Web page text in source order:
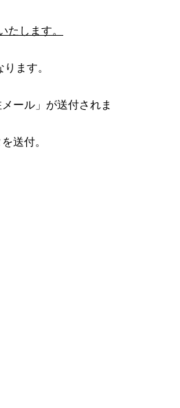
たします。
ます。
ール」が送付されま
送付。